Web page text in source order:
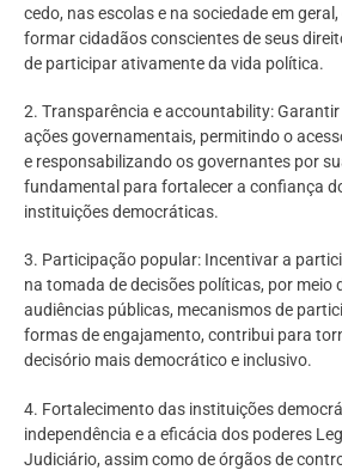
cedo, nas escolas e na sociedade em
formar cidadãos conscientes de seus
de participar ativamente da vida política.
2. Transparência e accountability:
ações governamentais, permitindo o
e responsabilizando os governantes por
fundamental para fortalecer a confiança
instituições democráticas.
3. Participação popular: Incentivar a
na tomada de decisões políticas, por meio
audiências públicas, mecanismos de
formas de engajamento, contribui para
decisório mais democrático e inclusivo.
4. Fortalecimento das instituições
independência e a eficácia dos poderes
Judiciário, assim como de órgãos de